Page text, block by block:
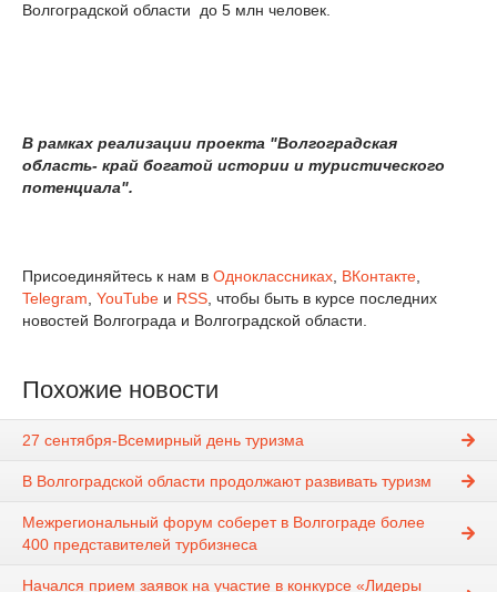
Волгоградской области до 5 млн человек.
В рамках реализации проекта "Волгоградская
область- край богатой истории и туристического
потенциала".
Присоединяйтесь к нам в Одноклассниках ВКонтакте
Telegram YouTube и RSS , чтобы быть в курсе последних
новостей Волгограда и Волгоградской области.
Похожие новости
27 сентября-Всемирный день туризма
В Волгоградской области продолжают развивать туризм
Межрегиональный форум соберет в Волгограде более
400 представителей турбизнеса
Начался прием заявок на участие в конкурсе «Лидеры